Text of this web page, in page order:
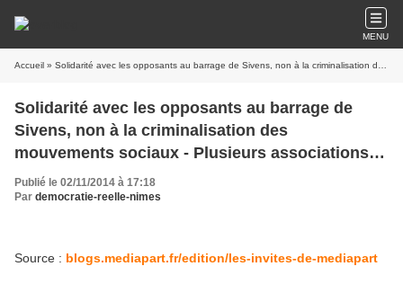
MENU
Accueil » Solidarité avec les opposants au barrage de Sivens, non à la criminalisation des mouvements sociaux - Plusieurs associations lancent un appel pour exprimer leur solidarité
Solidarité avec les opposants au barrage de
Sivens, non à la criminalisation des
mouvements sociaux - Plusieurs associations
lancent un appel pour exprimer leur solidarité
Publié le 02/11/2014 à 17:18
Par democratie-reelle-nimes
Source : blogs.mediapart.fr/edition/les-invites-de-mediapart